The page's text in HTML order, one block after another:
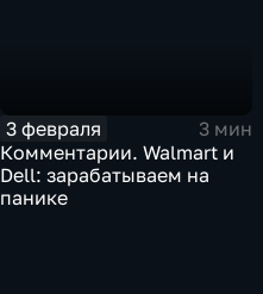
3 февраля
3 мин
Комментарии. Walmart и
Dell: зарабатываем на
панике